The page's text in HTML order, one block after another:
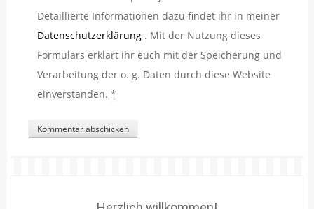
Detaillierte Informationen dazu findet ihr in meiner
Datenschutzerklärung . Mit der Nutzung dieses
Formulars erklärt ihr euch mit der Speicherung und
Verarbeitung der o. g. Daten durch diese Website
einverstanden. *